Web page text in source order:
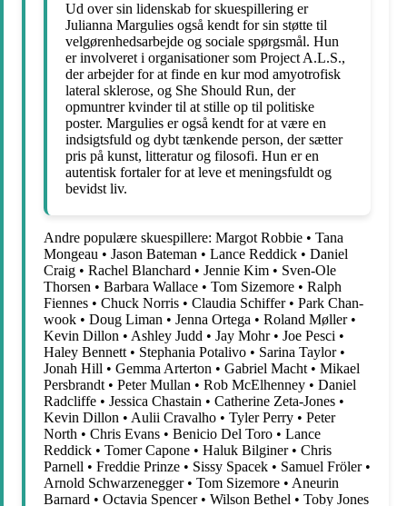
Ud over sin lidenskab for skuespillering er
Julianna Margulies også kendt for sin støtte til
velgørenhedsarbejde og sociale spørgsmål. Hun
er involveret i organisationer som Project A.L.S.,
der arbejder for at finde en kur mod amyotrofisk
lateral sklerose, og She Should Run, der
opmuntrer kvinder til at stille op til politiske
poster. Margulies er også kendt for at være en
indsigtsfuld og dybt tænkende person, der sætter
pris på kunst, litteratur og filosofi. Hun er en
autentisk fortaler for at leve et meningsfuldt og
bevidst liv.
Andre populære skuespillere: Margot Robbie • Tana
Mongeau • Jason Bateman • Lance Reddick • Daniel
Craig • Rachel Blanchard • Jennie Kim • Sven-Ole
Thorsen • Barbara Wallace • Tom Sizemore • Ralph
Fiennes • Chuck Norris • Claudia Schiffer• Park Chan-
wook • Doug Liman • Jenna Ortega • Roland Møller•
Kevin Dillon • Ashley Judd • Jay Mohr• Joe Pesci •
Haley Bennett • Stephania Potalivo • Sarina Taylor•
Jonah Hill • Gemma Arterton • Gabriel Macht • Mikael
Persbrandt • Peter Mullan • Rob McElhenney • Daniel
Radcliffe • Jessica Chastain • Catherine Zeta-Jones •
Kevin Dillon • Aulii Cravalho • Tyler Perry • Peter
North • Chris Evans • Benicio Del Toro • Lance
Reddick • Tomer Capone • Haluk Bilginer• Chris
Parnell • Freddie Prinze • Sissy Spacek • Samuel Fröler•
Arnold Schwarzenegger• Tom Sizemore • Aneurin
Barnard • Octavia Spencer• Wilson Bethel • Toby Jones